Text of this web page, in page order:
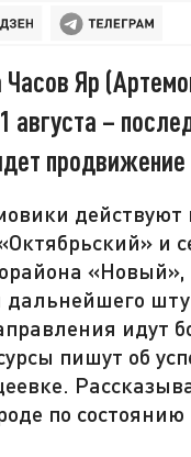
Яр
августа –
продвижение
действуют
и
идут
пишут об
по состоянию